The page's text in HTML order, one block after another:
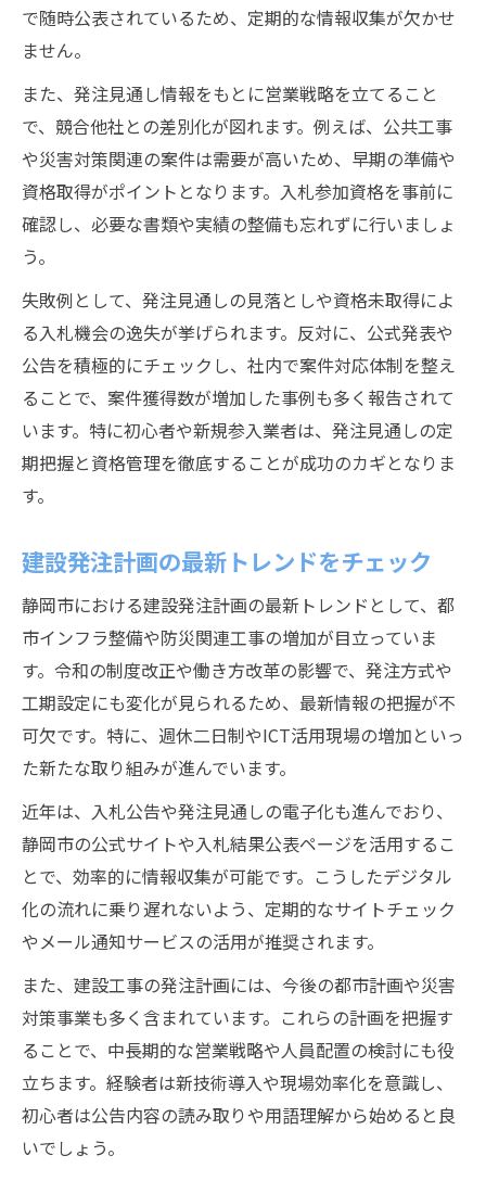
で随時公表されているため、定期的な情報収集が欠かせ
ません。
また、発注見通し情報をもとに営業戦略を立てること
で、競合他社との差別化が図れます。例えば、公共工事
や災害対策関連の案件は需要が高いため、早期の準備や
資格取得がポイントとなります。入札参加資格を事前に
確認し、必要な書類や実績の整備も忘れずに行いましょ
う。
失敗例として、発注見通しの見落としや資格未取得によ
る入札機会の逸失が挙げられます。反対に、公式発表や
公告を積極的にチェックし、社内で案件対応体制を整え
ることで、案件獲得数が増加した事例も多く報告されて
います。特に初心者や新規参入業者は、発注見通しの定
期把握と資格管理を徹底することが成功のカギとなりま
す。
建設発注計画の最新トレンドをチェック
静岡市における建設発注計画の最新トレンドとして、都
市インフラ整備や防災関連工事の増加が目立っていま
す。令和の制度改正や働き方改革の影響で、発注方式や
工期設定にも変化が見られるため、最新情報の把握が不
可欠です。特に、週休二日制やICT活用現場の増加といっ
た新たな取り組みが進んでいます。
近年は、入札公告や発注見通しの電子化も進んでおり、
静岡市の公式サイトや入札結果公表ページを活用するこ
とで、効率的に情報収集が可能です。こうしたデジタル
化の流れに乗り遅れないよう、定期的なサイトチェック
やメール通知サービスの活用が推奨されます。
また、建設工事の発注計画には、今後の都市計画や災害
対策事業も多く含まれています。これらの計画を把握す
ることで、中長期的な営業戦略や人員配置の検討にも役
立ちます。経験者は新技術導入や現場効率化を意識し、
初心者は公告内容の読み取りや用語理解から始めると良
いでしょう。